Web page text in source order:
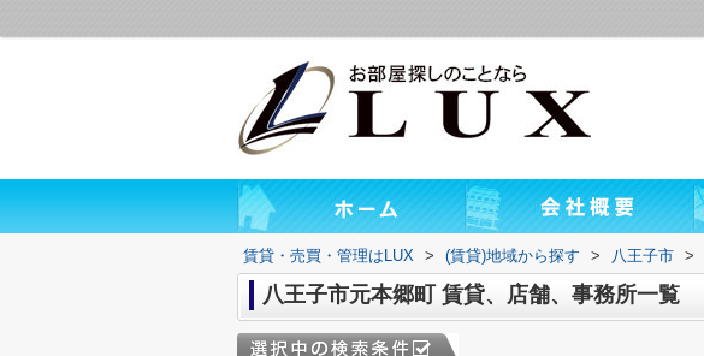
賃貸・売買・管理はLUX > (賃貸)地域から探す > 八王子市 >
八王子市元本郷町 賃貸、店舗、事務所一覧